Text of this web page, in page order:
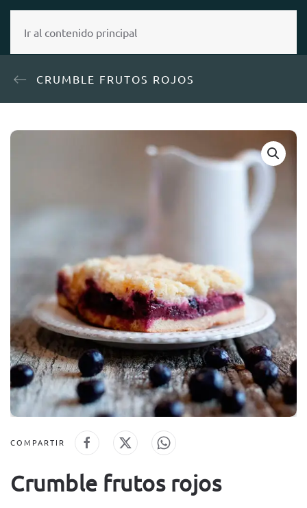
Ir al contenido principal
CRUMBLE FRUTOS ROJOS
COMPARTIR
Crumble frutos rojos